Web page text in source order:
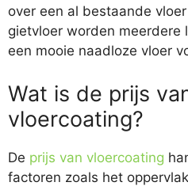
over een al bestaande
gietvloer worden meerdere
een mooie naadloze vloer
Wat is de prijs
vloercoating?
De prijs van vloercoating
factoren zoals het